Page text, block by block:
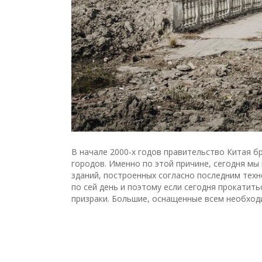
В начале 2000-х годов правительство Китая
городов. Именно по этой причине, сегодня
зданий, построенных согласно последним
по сей день и поэтому если сегодня
призраки. Большие, оснащенные всем